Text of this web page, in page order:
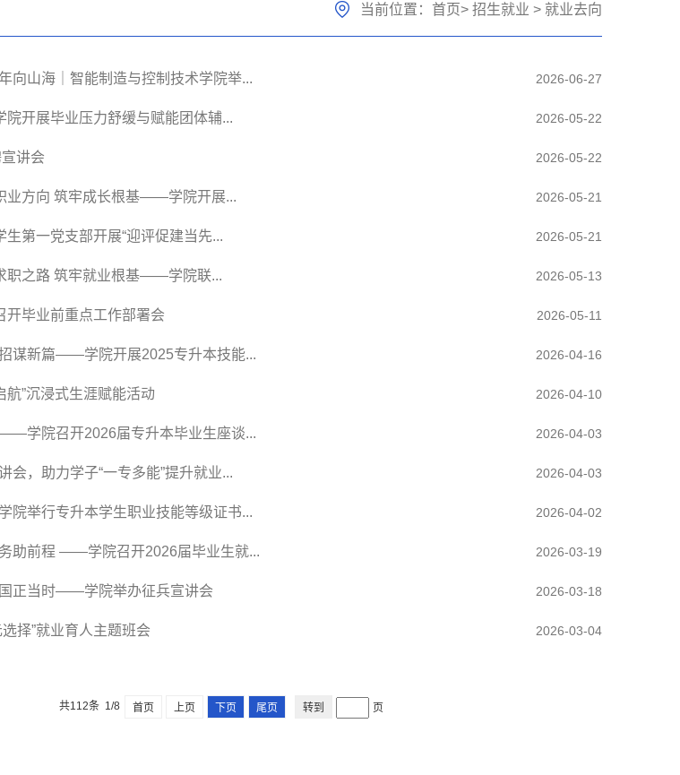
当前位置： 首页> 招生就业 > 就业去向
向山海｜智能制造与控制技术学院举... 2026-06-27
院开展毕业压力舒缓与赋能团体辅... 2026-05-22
讲会 2026-05-22
业方向 筑牢成长根基——学院开展... 2026-05-21
生第一党支部开展“迎评促建当先... 2026-05-21
职之路 筑牢就业根基——学院联... 2026-05-13
开毕业前重点工作部署会 2026-05-11
谋新篇——学院开展2025专升本技能... 2026-04-16
航”沉浸式生涯赋能活动 2026-04-10
学院召开2026届专升本毕业生座谈... 2026-04-03
会，助力学子“一专多能”提升就业... 2026-04-03
举行专升本学生职业技能等级证书... 2026-04-02
助前程 ——学院召开2026届毕业生就... 2026-03-19
正当时——学院举办征兵宣讲会 2026-03-18
择”就业育人主题班会 2026-03-04
共112条 1/8 首页 上页 下页 尾页 页